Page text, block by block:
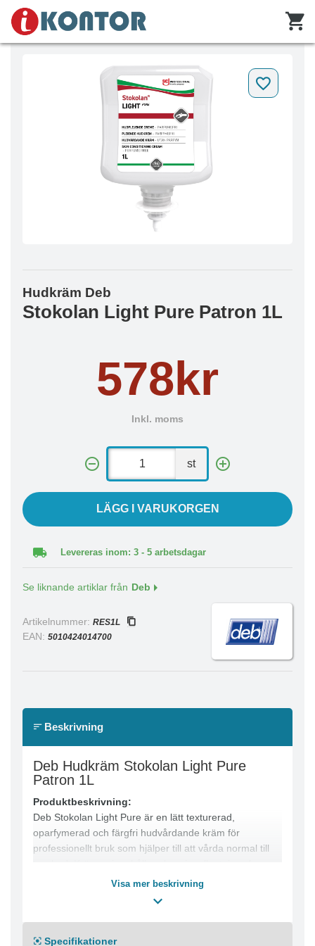
Hudkräm Deb
Stokolan Light Pure Patron 1L
578kr
Inkl. moms
st
LÄGG I VARUKORGEN
Levereras inom: 3 - 5 arbetsdagar
Se liknande artiklar från Deb
Artikelnummer: RES1L
EAN: 5010424014700
Beskrivning
Deb Hudkräm Stokolan Light Pure
Patron 1L
Produktbeskrivning:
Deb Stokolan Light Pure är en lätt texturerad,
oparfymerad och färgfri hudvårdande kräm för
professionellt bruk som hjälper till att vårda normal till
sheasmör som återfuktar, vårdar och påskyndar
hälsovård, kontor och kommersiella miljöer. Kan
användas under latex-, nitril- och vinylhandskar.
Visa mer beskrivning
Specifikationer